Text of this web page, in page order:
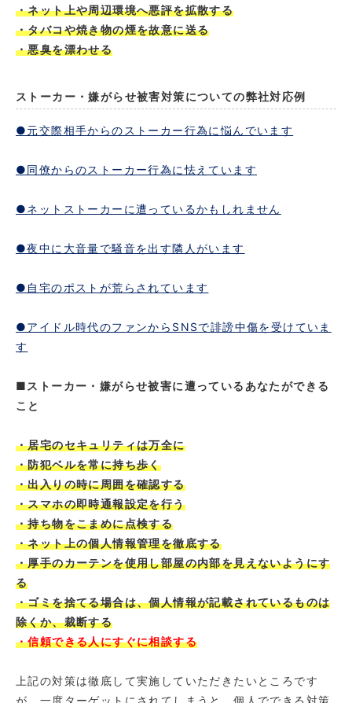
・ネット上や周辺環境へ悪評を拡散する
・タバコや焼き物の煙を故意に送る
・悪臭を漂わせる
ストーカー・嫌がらせ被害対策についての弊社対応例
●元交際相手からのストーカー行為に悩んでいます
●同僚からのストーカー行為に怯えています
●ネットストーカーに遭っているかもしれません
●夜中に大音量で騒音を出す隣人がいます
●自宅のポストが荒らされています
●アイドル時代のファンからSNSで誹謗中傷を受けていま
す
■ストーカー・嫌がらせ被害に遭っているあなたができる
こと
・居宅のセキュリティは万全に
・防犯ベルを常に持ち歩く
・出入りの時に周囲を確認する
・スマホの即時通報設定を行う
・持ち物をこまめに点検する
・ネット上の個人情報管理を徹底する
・厚手のカーテンを使用し部屋の内部を見えないようにす
る
・ゴミを捨てる場合は、個人情報が記載されているものは
除くか、裁断する
・信頼できる人にすぐに相談する
上記の対策は徹底して実施していただきたいところです